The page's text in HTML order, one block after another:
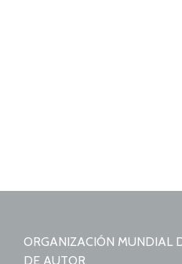
ORGANIZACIÓN MUNDIAL
DE AUTOR